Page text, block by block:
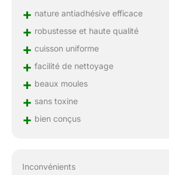
+ nature antiadhésive efficace
+ robustesse et haute qualité
+ cuisson uniforme
+ facilité de nettoyage
+ beaux moules
+ sans toxine
+ bien conçus
Inconvénients